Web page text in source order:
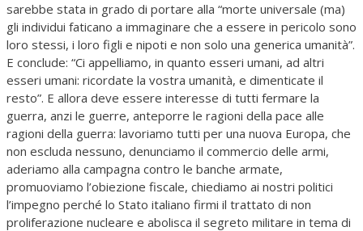
sarebbe stata in grado di portare alla “morte universale (ma)
gli individui faticano a immaginare che a essere in pericolo sono
loro stessi, i loro figli e nipoti e non solo una generica umanità”.
E conclude: “Ci appelliamo, in quanto esseri umani, ad altri
esseri umani: ricordate la vostra umanità, e dimenticate il
resto”. E allora deve essere interesse di tutti fermare la
guerra, anzi le guerre, anteporre le ragioni della pace alle
ragioni della guerra: lavoriamo tutti per una nuova Europa, che
non escluda nessuno, denunciamo il commercio delle armi,
aderiamo alla campagna contro le banche armate,
promuoviamo l’obiezione fiscale, chiediamo ai nostri politici
l’impegno perché lo Stato italiano firmi il trattato di non
proliferazione nucleare e abolisca il segreto militare in tema di